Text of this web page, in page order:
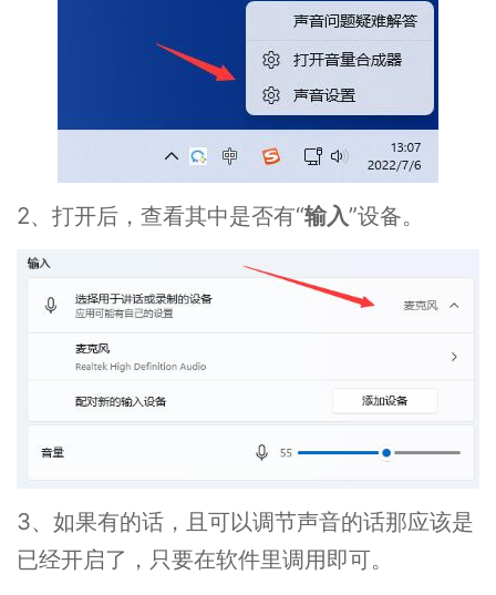
2、打开后，查看其中是否有“输入”设备。
3、如果有的话，且可以调节声音的话那应该是
已经开启了，只要在软件里调用即可。